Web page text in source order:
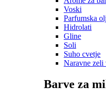
Voski
Parfumska
Hidrolati
Gline
Soli
Suho cvetje
Naravne zeli
Barve za